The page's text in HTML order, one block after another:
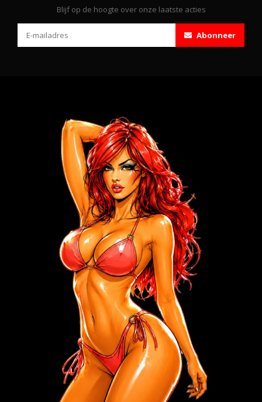
Blijf op de hoogte over onze laatste acties
Abonneer